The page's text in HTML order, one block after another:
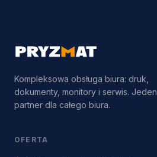
Kompleksowa obsługa biura: druk,
dokumenty, monitory i serwis. Jeden
partner dla całego biura.
OFERTA